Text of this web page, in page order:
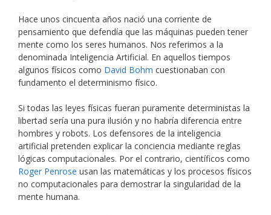
Hace unos cincuenta años nació una corriente de
pensamiento que defendía que las máquinas pueden tener
mente como los seres humanos. Nos referimos a la
denominada Inteligencia Artificial. En aquellos tiempos
algunos físicos como David Bohm cuestionaban con
fundamento el determinismo físico.
Si todas las leyes físicas fueran puramente deterministas la
libertad sería una pura ilusión y no habría diferencia entre
hombres y robots. Los defensores de la inteligencia
artificial pretenden explicar la conciencia mediante reglas
lógicas computacionales. Por el contrario, científicos como
Roger Penrose usan las matemáticas y los procesos físicos
no computacionales para demostrar la singularidad de la
mente humana.